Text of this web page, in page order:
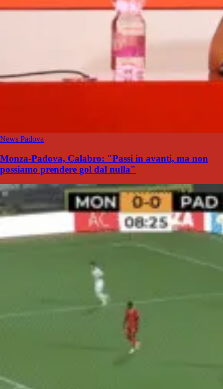
News Padova
Monza-Padova, Calabro: "Passi in avanti, ma non
possiamo prendere gol dal nulla"